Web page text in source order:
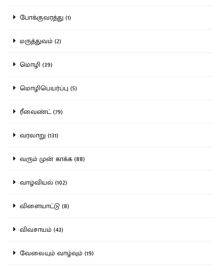
போக்குவரத்து (1)
மருத்துவம் (2)
மொழி (39)
மொழிபெயர்ப்பு (5)
ரீவைண்ட் (79)
வரலாறு (131)
வரும் முன் காக்க (88)
வாழ்வியல் (102)
விளையாட்டு (8)
விவசாயம் (43)
வேலையும் வாழ்வும் (19)